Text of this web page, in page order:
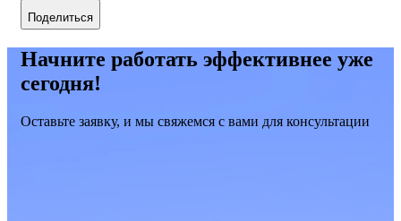
Поделиться
Начните работать эффективнее уже
сегодня!
Оставьте заявку, и мы свяжемся с вами для консультации